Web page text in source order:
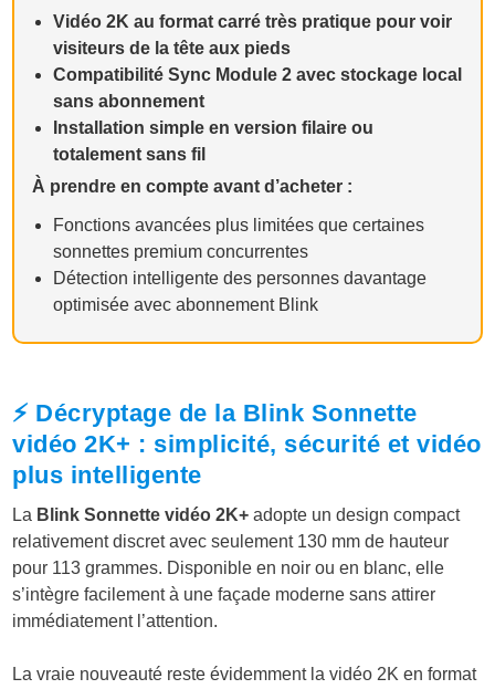
Vidéo 2K au format carré très pratique pour voir
visiteurs de la tête aux pieds
Compatibilité Sync Module 2 avec stockage local
sans abonnement
Installation simple en version filaire ou
totalement sans fil
À prendre en compte avant d’acheter :
Fonctions avancées plus limitées que certaines
sonnettes premium concurrentes
Détection intelligente des personnes davantage
optimisée avec abonnement Blink
⚡ Décryptage de la Blink Sonnette
vidéo 2K+ : simplicité, sécurité et vidéo
plus intelligente
La Blink Sonnette vidéo 2K+ adopte un design compact
relativement discret avec seulement 130 mm de hauteur
pour 113 grammes. Disponible en noir ou en blanc, elle
s’intègre facilement à une façade moderne sans attirer
immédiatement l’attention.
La vraie nouveauté reste évidemment la vidéo 2K en format